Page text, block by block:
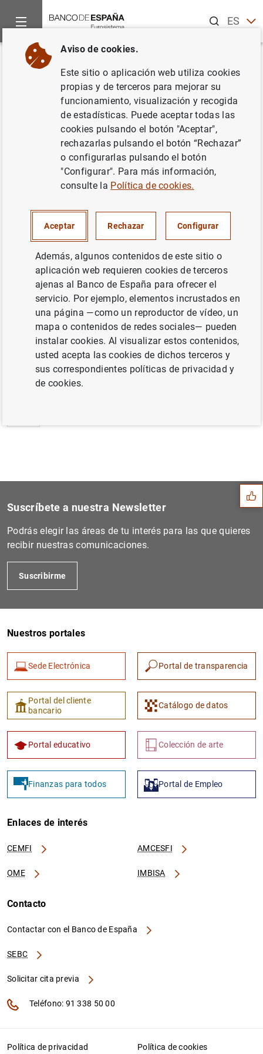
ESEN
Inicio Noticias y eventos
Volver
Estado financiero consolidado
del Eurosistema a 11 de octubre
de 2002
SITUACIÓN ECONÓMICA
ESPAÑA POLÍTICA MONETARIA
Estado financiero consolidado del
Eurosistema a 11 de octubre de 2002
Siguiente
Nombramiento de J. Onno de...
Sugerencias
1 2
Suscríbete a nuestra Newsletter
Podrás elegir las áreas de tu interés para las que quieres
recibir nuestras comunicaciones.
Suscribirme
Nuestros portales
Sede Electrónica Portal de transparencia
Portal del cliente
bancario
Catálogo de datos
Portal educativo Colección de arte
Finanzas para todos Portal de Empleo
Enlaces de interés
CEMFI AMCESFI
OME IMBISA
Contacto
Contactar con el Banco de España
SEBC
Solicitar cita previa
Teléfono: 91 338 50 00
Política de privacidad Política de cookies
Aviso de cookies.
Este sitio o aplicación web utiliza cookies
propias y de terceros para mejorar su
funcionamiento, visualización y recogida
de estadísticas. Puede aceptar todas las
cookies pulsando el botón "Aceptar",
rechazarlas pulsando el botón “Rechazar”
o configurarlas pulsando el botón
"Configurar". Para más información,
consulte la Política de cookies.
Aceptar Rechazar Configurar
Además, algunos contenidos de este sitio o
aplicación web requieren cookies de terceros
ajenas al Banco de España para ofrecer el
servicio. Por ejemplo, elementos incrustados en
una página —como un reproductor de vídeo, un
mapa o contenidos de redes sociales— pueden
instalar cookies. Al visualizar estos contenidos,
usted acepta las cookies de dichos terceros y
sus correspondientes políticas de privacidad y
de cookies.